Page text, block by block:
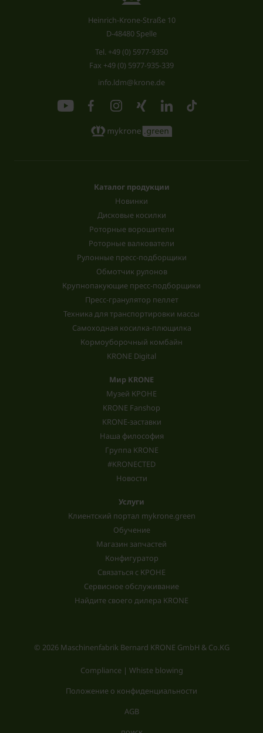
Heinrich-Krone-Straße 10
D-48480 Spelle
Tel. +49 (0) 5977-9350
Fax +49 (0) 5977-935-339
info.ldm@krone.de
Каталог продукции
Новинки
Дисковые косилки
Роторные ворошители
Роторные валкователи
Рулонные пресс-подборщики
Обмотчик рулонов
Крупнопакующие пресс-подборщики
Пресс-гранулятор пеллет
Техника для транспортировки массы
Самоходная косилка-плющилка
Кормоуборочный комбайн
KRONE Digital
Мир KRONE
Музей КРОНЕ
KRONE Fanshop
KRONE-заставки
Наша философия
Группа KRONE
#KRONECTED
Новости
Услуги
Клиентский портал mykrone.green
Обучение
Магазин запчастей
Конфигуратор
Связаться с КРОНЕ
Сервисное обслуживание
Найдите своего дилера KRONE
© 2026 Maschinenfabrik Bernard KRONE GmbH & Co.KG
Compliance | Whiste blowing
Положение о конфиденциальности
AGB